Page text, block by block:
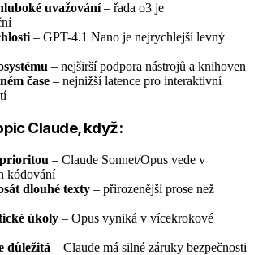
uvažování– řada o3 je
– GPT-4.1 Nano je nejrychlejší levný
– nejširší podpora nástrojů a knihoven
čase – nejnižší latence pro interaktivní
Claude, když:
– Claude Sonnet/Opus vede v
kódování
dlouhé texty – přirozenější prose než
úkoly – Opus vyniká v vícekrokové
důležitá – Claude má silné záruky bezpečnosti